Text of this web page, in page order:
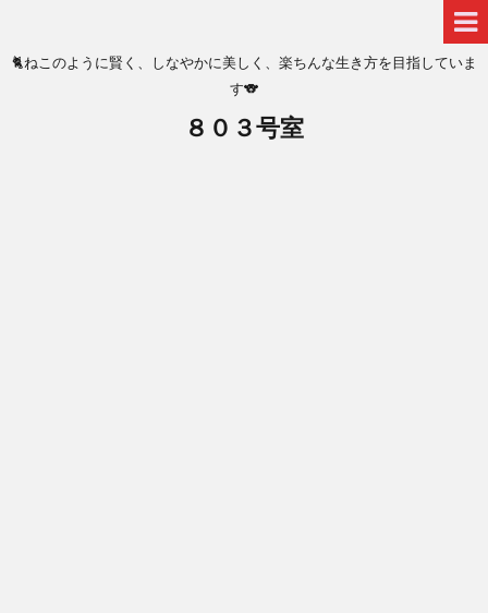
🐈ねこのように賢く、しなやかに美しく、楽ちんな生き方を目指していま
す🐨
８０３号室